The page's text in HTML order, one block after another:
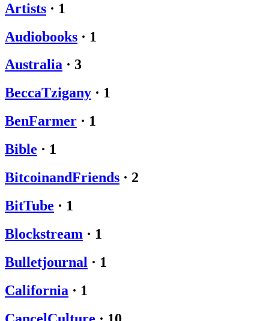
Artists · 1
Audiobooks · 1
Australia · 3
BeccaTzigany · 1
BenFarmer · 1
Bible · 1
BitcoinandFriends · 2
BitTube · 1
Blockstream · 1
Bulletjournal · 1
California · 1